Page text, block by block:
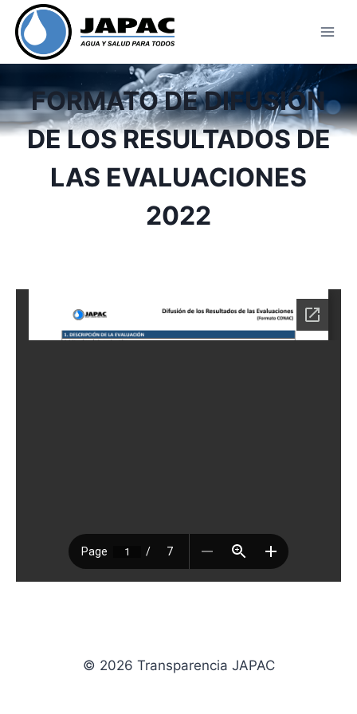
Skip
content
FORMATO DE DIFUSIÓN
DE LOS RESULTADOS DE
LAS EVALUACIONES
2022
© 2026 Transparencia JAPAC